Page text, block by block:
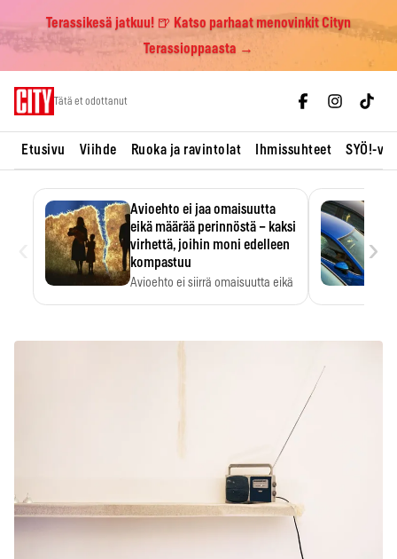
Terassikesä jatkuu! 🍺 Katso parhaat menovinkit Cityn
Terassioppaasta →
Tätä et odottanut
Etusivu Viihde Ruoka ja ravintolat Ihmissuhteet SYÖ!-
Avioehto ei jaa omaisuutta
eikä määrää perinnöstä – kaksi
virhettä, joihin moni edelleen
kompastuu
Avioehto ei siirrä omaisuutta eikä
›